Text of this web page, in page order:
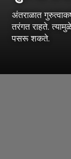
अंतराळात
तरंगत राहते.
पसरू शकते.